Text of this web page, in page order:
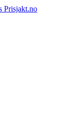
Prisjakt.no